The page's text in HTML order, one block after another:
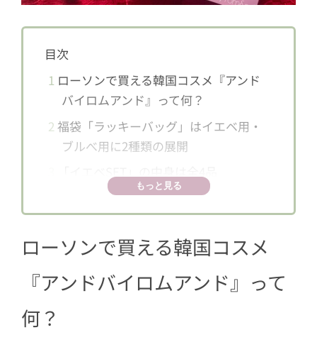
目次
1 ローソンで買える韓国コスメ『アンド
バイロムアンド』って何？
2 福袋「ラッキーバッグ」はイエベ用・
ブルべ用に2種類の展開
化粧下地「グラッシーミルキート
ーンアップ/BE01ミルキーアイボリ
ー」
イパレット/BR01ソフトブラウン」
もっと見る
ローソンで買える韓国コスメ
『アンドバイロムアンド』って
何？